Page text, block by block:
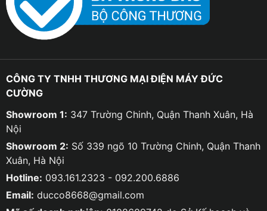
CÔNG TY TNHH THƯƠNG MẠI ĐIỆN MÁY ĐỨC
CƯỜNG
Showroom 1: 347 Trường Chinh, Quận Thanh Xuân, Hà
Nội
Showroom 2: Số 339 ngõ 10 Trường Chinh, Quận Thanh
Xuân, Hà Nội
Hotline: 093.161.2323 - 092.200.6886
Email: ducco8668@gmail.com